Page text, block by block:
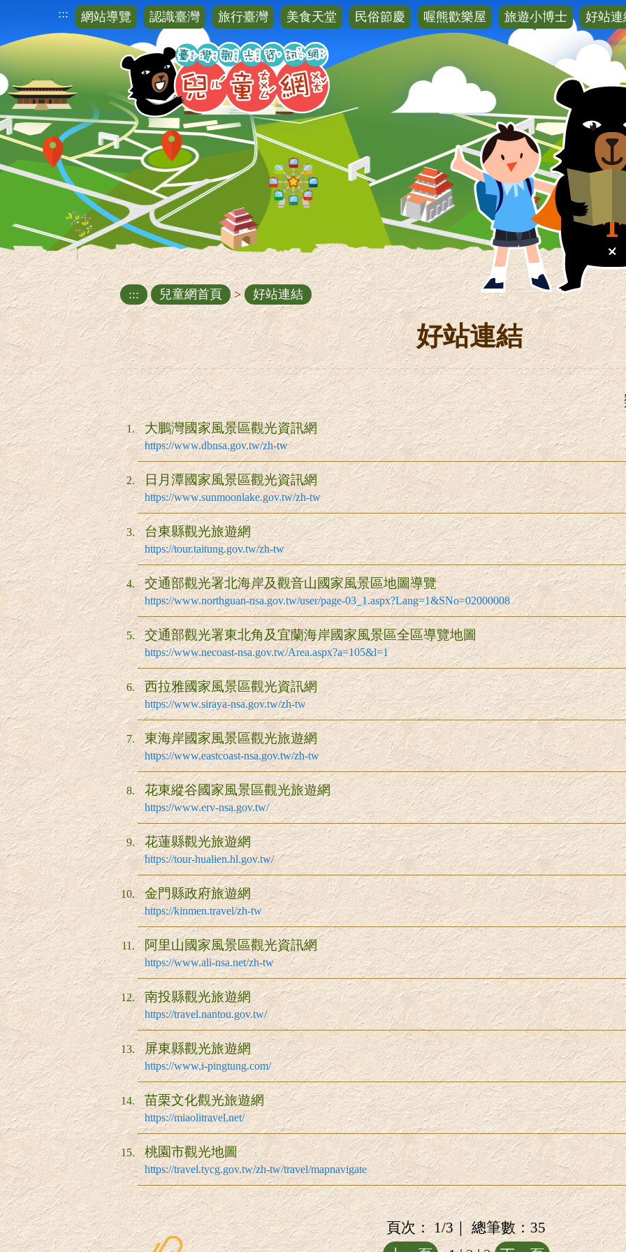
主
要
內
容
區
::: 網站導覽 認識臺灣 旅行臺灣 美食天堂 民俗節慶 喔熊歡樂屋 旅遊小博士 好站連
::: 兒童網首頁 > 好站連結
好站連結
大鵬灣國家風景區觀光資訊網
https://www.dbnsa.gov.tw/zh-tw
日月潭國家風景區觀光資訊網
https://www.sunmoonlake.gov.tw/zh-tw
台東縣觀光旅遊網
https://tour.taitung.gov.tw/zh-tw
交通部觀光署北海岸及觀音山國家風景區地圖導覽
https://www.northguan-nsa.gov.tw/user/page-03_1.aspx?Lang=1&SNo=02000008
交通部觀光署東北角及宜蘭海岸國家風景區全區導覽地圖
https://www.necoast-nsa.gov.tw/Area.aspx?a=105&l=1
西拉雅國家風景區觀光資訊網
https://www.siraya-nsa.gov.tw/zh-tw
東海岸國家風景區觀光旅遊網
https://www.eastcoast-nsa.gov.tw/zh-tw
花東縱谷國家風景區觀光旅遊網
https://www.erv-nsa.gov.tw/
花蓮縣觀光旅遊網
https://tour-hualien.hl.gov.tw/
金門縣政府旅遊網
https://kinmen.travel/zh-tw
阿里山國家風景區觀光資訊網
https://www.ali-nsa.net/zh-tw
南投縣觀光旅遊網
https://travel.nantou.gov.tw/
屏東縣觀光旅遊網
https://www.i-pingtung.com/
苗栗文化觀光旅遊網
https://miaolitravel.net/
桃園市觀光地圖
https://travel.tycg.gov.tw/zh-tw/travel/mapnavigate
頁次： 1/3｜ 總筆數： 35